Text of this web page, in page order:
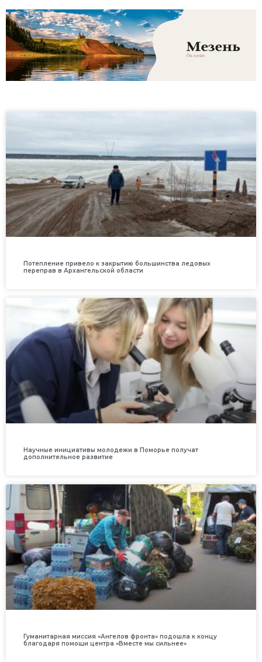
Потепление привело к закрытию большинства ледовых
переправ в Архангельской области
Научные инициативы молодежи в Поморье получат
дополнительное развитие
Гуманитарная миссия «Ангелов фронта» подошла к концу
благодаря помощи центра «Вместе мы сильнее»